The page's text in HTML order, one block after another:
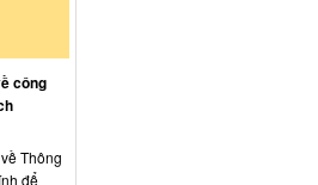
công
Thông
để